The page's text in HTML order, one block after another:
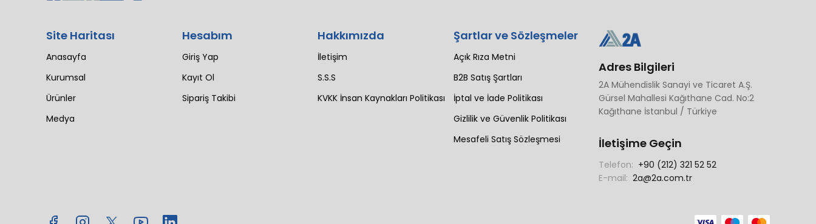
Site Haritası
Anasayfa
Kurumsal
Ürünler
Medya
Hesabım
Giriş Yap
Kayıt Ol
Sipariş Takibi
Hakkımızda
İletişim
S.S.S
KVKK İnsan Kaynakları Politikası
Şartlar ve Sözleşmeler
Açık Rıza Metni
B2B Satış Şartları
İptal ve İade Politikası
Gizlilik ve Güvenlik Politikası
Mesafeli Satış Sözleşmesi
Adres Bilgileri
2A Mühendislik Sanayi ve Ticaret A.Ş.
Gürsel Mahallesi Kağıthane Cad. No:2
Kağıthane İstanbul / Türkiye
İletişime Geçin
Telefon: +90 (212) 321 52 52
E-mail: 2a@2a.com.tr